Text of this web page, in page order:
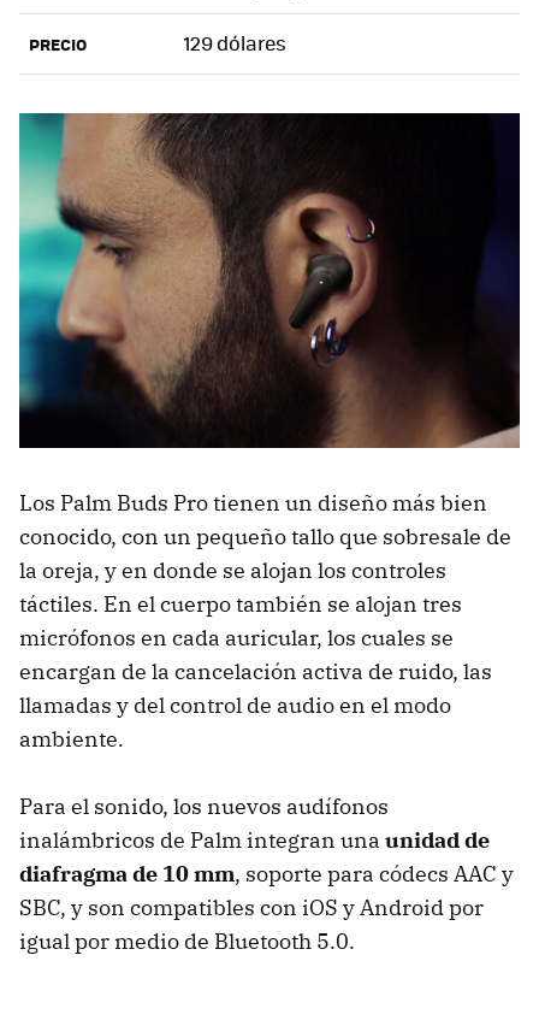
PRECIO 129 dólares
Los Palm Buds Pro tienen un diseño más bien
conocido, con un pequeño tallo que sobresale de
la oreja, y en donde se alojan los controles
táctiles. En el cuerpo también se alojan tres
micrófonos en cada auricular, los cuales se
encargan de la cancelación activa de ruido, las
llamadas y del control de audio en el modo
ambiente.
Para el sonido, los nuevos audífonos
inalámbricos de Palm integran una unidad de
diafragma de 10 mm, soporte para códecs AAC y
SBC, y son compatibles con iOS y Android por
igual por medio de Bluetooth 5.0.